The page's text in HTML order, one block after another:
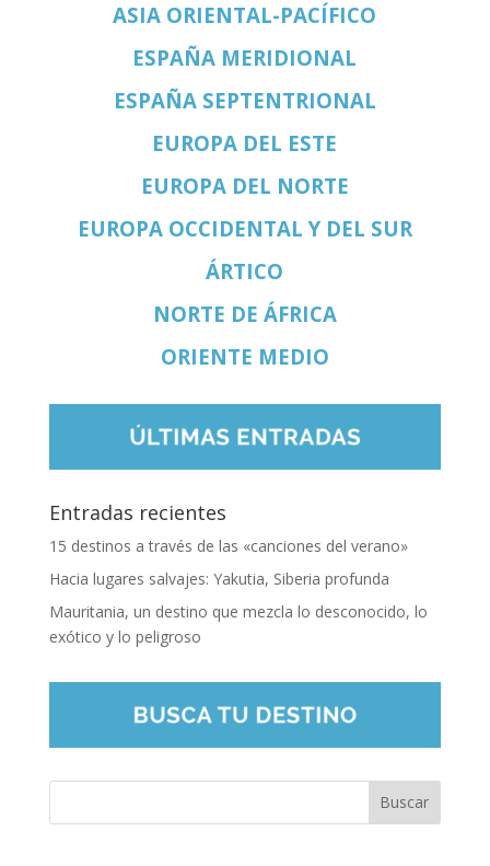
ASIA ORIENTAL-PACÍFICO
ESPAÑA MERIDIONAL
ESPAÑA SEPTENTRIONAL
EUROPA DEL ESTE
EUROPA DEL NORTE
EUROPA OCCIDENTAL Y DEL SUR
ÁRTICO
NORTE DE ÁFRICA
ORIENTE MEDIO
Entradas recientes
15 destinos a través de las «canciones del verano»
Hacia lugares salvajes: Yakutia, Siberia profunda
Mauritania, un destino que mezcla lo desconocido, lo
exótico y lo peligroso